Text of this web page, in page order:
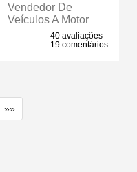
Vendedor De
Veículos A Motor
40 avaliações
19 comentários
»»